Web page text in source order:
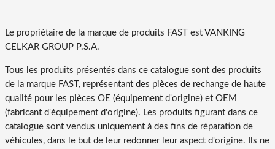
Le propriétaire de la marque de produits FAST est VANKING
CELKAR GROUP P.S.A.
Tous les produits présentés dans ce catalogue sont des produits
de la marque FAST, représentant des pièces de rechange de haute
qualité pour les pièces OE (équipement d'origine) et OEM
(fabricant d'équipement d'origine). Les produits figurant dans ce
catalogue sont vendus uniquement à des fins de réparation de
véhicules, dans le but de leur redonner leur aspect d'origine. Ils ne